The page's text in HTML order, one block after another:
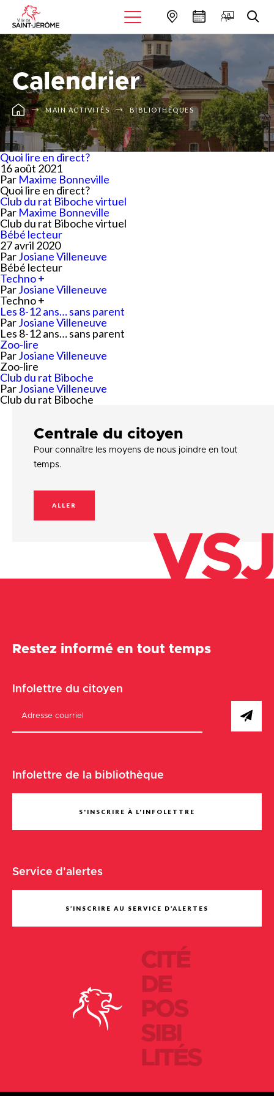
Calendrier
MAIN ACTIVITÉS BIBLIOTHÈQUES
Quoi lire en direct?
16 août 2021
Par Maxime Bonneville
Quoi lire en direct?
Club du rat Biboche virtuel
Par Maxime Bonneville
Club du rat Biboche virtuel
Bébé lecteur
27 avril 2020
ParJosiane Villeneuve
Bébé lecteur
Techno +
ParJosiane Villeneuve
Techno +
Les 8-12 ans… sans parent
ParJosiane Villeneuve
Les 8-12 ans… sans parent
Zoo-lire
ParJosiane Villeneuve
Zoo-lire
Club du rat Biboche
ParJosiane Villeneuve
Club du rat Biboche
Centrale du citoyen
Pour connaître les moyens de nous joindre en tout
temps.
ALLER
VSJ
CITÉ
DE
POS
SIBI
LITÉS
Restez informé en tout temps
Infolettre du citoyen
Infolettre de la bibliothèque
S'INSCRIRE À L'INFOLETTRE
Service d'alertes
S’INSCRIRE AU SERVICE D’ALERTES